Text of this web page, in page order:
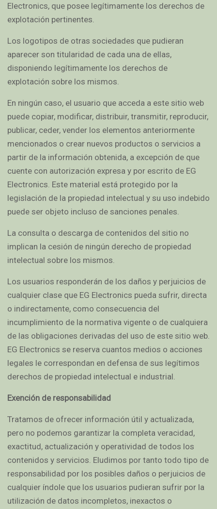
Electronics, que posee legítimamente los derechos de
explotación pertinentes.
Los logotipos de otras sociedades que pudieran
aparecer son titularidad de cada una de ellas,
disponiendo legítimamente los derechos de
explotación sobre los mismos.
En ningún caso, el usuario que acceda a este sitio web
puede copiar, modificar, distribuir, transmitir, reproducir,
publicar, ceder, vender los elementos anteriormente
mencionados o crear nuevos productos o servicios a
partir de la información obtenida, a excepción de que
cuente con autorización expresa y por escrito de EG
Electronics. Este material está protegido por la
legislación de la propiedad intelectual y su uso indebido
puede ser objeto incluso de sanciones penales.
La consulta o descarga de contenidos del sitio no
implican la cesión de ningún derecho de propiedad
intelectual sobre los mismos.
Los usuarios responderán de los daños y perjuicios de
cualquier clase que EG Electronics pueda sufrir, directa
o indirectamente, como consecuencia del
incumplimiento de la normativa vigente o de cualquiera
de las obligaciones derivadas del uso de este sitio web.
EG Electronics se reserva cuantos medios o acciones
legales le correspondan en defensa de sus legítimos
derechos de propiedad intelectual e industrial.
Exención de responsabilidad
Tratamos de ofrecer información útil y actualizada,
pero no podemos garantizar la completa veracidad,
exactitud, actualización y operatividad de todos los
contenidos y servicios. Eludimos por tanto todo tipo de
responsabilidad por los posibles daños o perjuicios de
cualquier índole que los usuarios pudieran sufrir por la
utilización de datos incompletos, inexactos o